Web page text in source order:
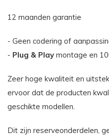
12 maanden garantie
- Geen codering of
- Plug & Play montage en
Zeer hoge kwaliteit en
ervoor dat de producten
geschikte modellen.
Dit zijn reserveonderdelen,